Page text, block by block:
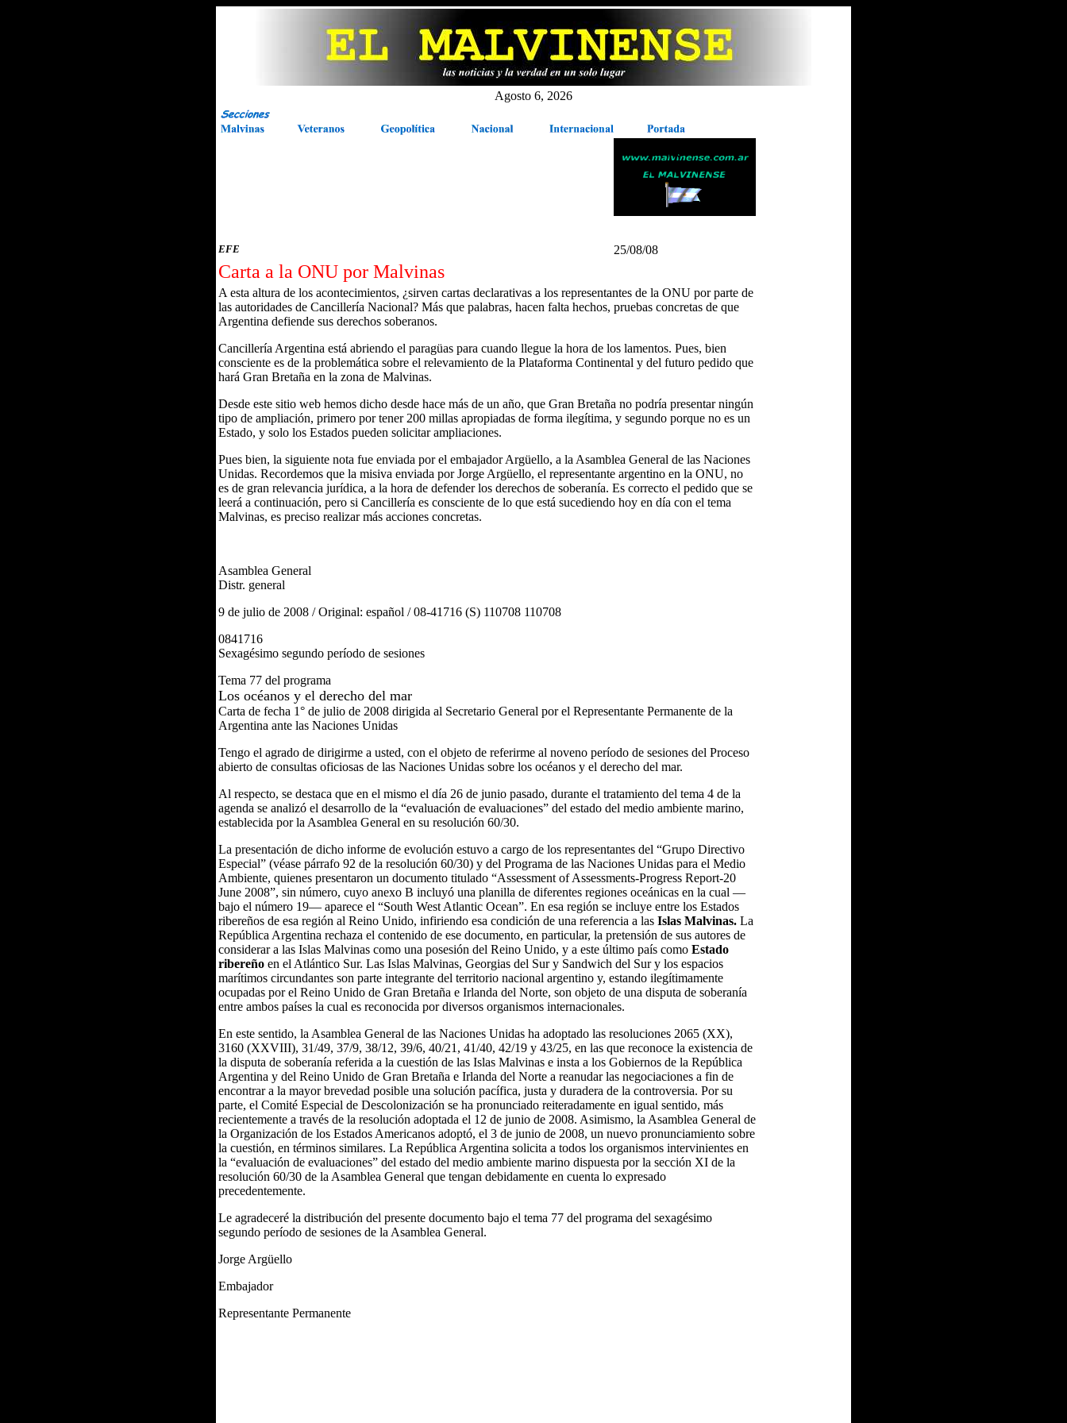
Agosto 6, 2026
EFE 25/08/08
Carta a la ONU por Malvinas
A esta altura de los acontecimientos, ¿sirven cartas declarativas a los representantes de la ONU por parte de
las autoridades de Cancillería Nacional? Más que palabras, hacen falta hechos, pruebas concretas de que
Argentina defiende sus derechos soberanos.
Cancillería Argentina está abriendo el paragüas para cuando llegue la hora de los lamentos. Pues, bien
consciente es de la problemática sobre el relevamiento de la Plataforma Continental y del futuro pedido que
hará Gran Bretaña en la zona de Malvinas.
Desde este sitio web hemos dicho desde hace más de un año, que Gran Bretaña no podría presentar ningún
tipo de ampliación, primero por tener 200 millas apropiadas de forma ilegítima, y segundo porque no es un
Estado, y solo los Estados pueden solicitar ampliaciones.
Pues bien, la siguiente nota fue enviada por el embajador Argüello, a la Asamblea General de las Naciones
Unidas. Recordemos que la misiva enviada por Jorge Argüello, el representante argentino en la ONU, no
es de gran relevancia jurídica, a la hora de defender los derechos de soberanía. Es correcto el pedido que se
leerá a continuación, pero si Cancillería es consciente de lo que está sucediendo hoy en día con el tema
Malvinas, es preciso realizar más acciones concretas.
Asamblea General
Distr. general
9 de julio de 2008 / Original: español / 08-41716 (S) 110708 110708
0841716
Sexagésimo segundo período de sesiones
Tema 77 del programa
Los océanos y el derecho del mar
Carta de fecha 1° de julio de 2008 dirigida al Secretario General por el Representante Permanente de la
Argentina ante las Naciones Unidas
Tengo el agrado de dirigirme a usted, con el objeto de referirme al noveno período de sesiones del Proceso
abierto de consultas oficiosas de las Naciones Unidas sobre los océanos y el derecho del mar.
Al respecto, se destaca que en el mismo el día 26 de junio pasado, durante el tratamiento del tema 4 de la
agenda se analizó el desarrollo de la “evaluación de evaluaciones” del estado del medio ambiente marino,
establecida por la Asamblea General en su resolución 60/30.
La presentación de dicho informe de evolución estuvo a cargo de los representantes del “Grupo Directivo
Especial” (véase párrafo 92 de la resolución 60/30) y del Programa de las Naciones Unidas para el Medio
Ambiente, quienes presentaron un documento titulado “Assessment of Assessments-Progress Report-20
June 2008”, sin número, cuyo anexo B incluyó una planilla de diferentes regiones oceánicas en la cual —
bajo el número 19— aparece el “South West Atlantic Ocean”. En esa región se incluye entre los Estados
ribereños de esa región al Reino Unido, infiriendo esa condición de una referencia a las Islas Malvinas. La
República Argentina rechaza el contenido de ese documento, en particular, la pretensión de sus autores de
considerar a las Islas Malvinas como una posesión del Reino Unido, y a este último país como Estado
ribereño en el Atlántico Sur. Las Islas Malvinas, Georgias del Sur y Sandwich del Sur y los espacios
marítimos circundantes son parte integrante del territorio nacional argentino y, estando ilegítimamente
ocupadas por el Reino Unido de Gran Bretaña e Irlanda del Norte, son objeto de una disputa de soberanía
entre ambos países la cual es reconocida por diversos organismos internacionales.
En este sentido, la Asamblea General de las Naciones Unidas ha adoptado las resoluciones 2065 (XX),
3160 (XXVIII), 31/49, 37/9, 38/12, 39/6, 40/21, 41/40, 42/19 y 43/25, en las que reconoce la existencia de
la disputa de soberanía referida a la cuestión de las Islas Malvinas e insta a los Gobiernos de la República
Argentina y del Reino Unido de Gran Bretaña e Irlanda del Norte a reanudar las negociaciones a fin de
encontrar a la mayor brevedad posible una solución pacífica, justa y duradera de la controversia. Por su
parte, el Comité Especial de Descolonización se ha pronunciado reiteradamente en igual sentido, más
recientemente a través de la resolución adoptada el 12 de junio de 2008. Asimismo, la Asamblea General de
la Organización de los Estados Americanos adoptó, el 3 de junio de 2008, un nuevo pronunciamiento sobre
la cuestión, en términos similares. La República Argentina solicita a todos los organismos intervinientes en
la “evaluación de evaluaciones” del estado del medio ambiente marino dispuesta por la sección XI de la
resolución 60/30 de la Asamblea General que tengan debidamente en cuenta lo expresado
precedentemente.
Le agradeceré la distribución del presente documento bajo el tema 77 del programa del sexagésimo
segundo período de sesiones de la Asamblea General.
Jorge Argüello
Embajador
Representante Permanente